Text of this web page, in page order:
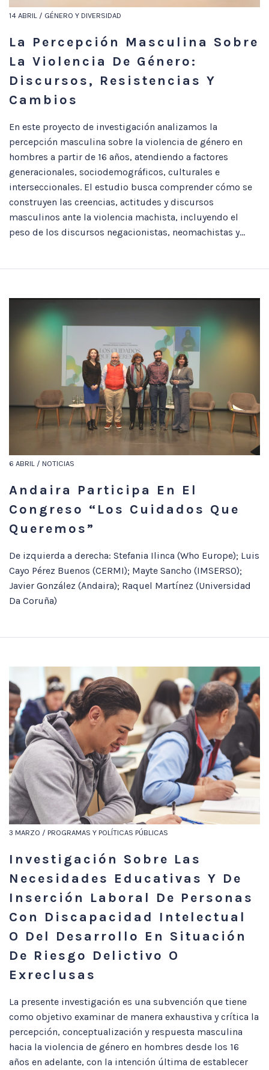
14 ABRIL / GÉNERO Y DIVERSIDAD
La Percepción Masculina Sobre
La Violencia De Género:
Discursos, Resistencias Y
Cambios
En este proyecto de investigación analizamos la
percepción masculina sobre la violencia de género en
hombres a partir de 16 años, atendiendo a factores
generacionales, sociodemográficos, culturales e
interseccionales. El estudio busca comprender cómo se
construyen las creencias, actitudes y discursos
masculinos ante la violencia machista, incluyendo el
peso de los discursos negacionistas, neomachistas y...
6 ABRIL / NOTICIAS
Andaira Participa En El
Congreso “Los Cuidados Que
Queremos”
De izquierda a derecha: Stefania Ilinca (Who Europe); Luis
Cayo Pérez Buenos (CERMI); Mayte Sancho (IMSERSO);
Javier González (Andaira); Raquel Martínez (Universidad
Da Coruña)
3 MARZO / PROGRAMAS Y POLÍTICAS PÚBLICAS
Investigación Sobre Las
Necesidades Educativas Y De
Inserción Laboral De Personas
Con Discapacidad Intelectual
O Del Desarrollo En Situación
De Riesgo Delictivo O
Exreclusas
La presente investigación es una subvención que tiene
como objetivo examinar de manera exhaustiva y crítica la
percepción, conceptualización y respuesta masculina
hacia la violencia de género en hombres desde los 16
años en adelante, con la intención última de establecer